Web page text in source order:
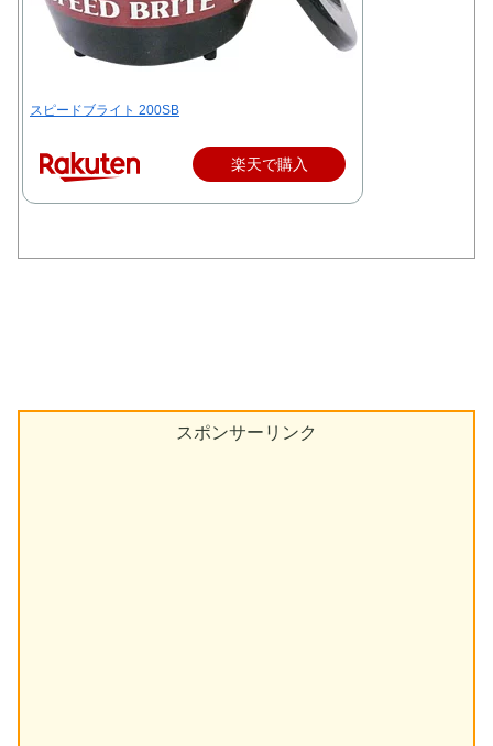
スピードブライト 200SB
楽天で購入
スポンサーリンク